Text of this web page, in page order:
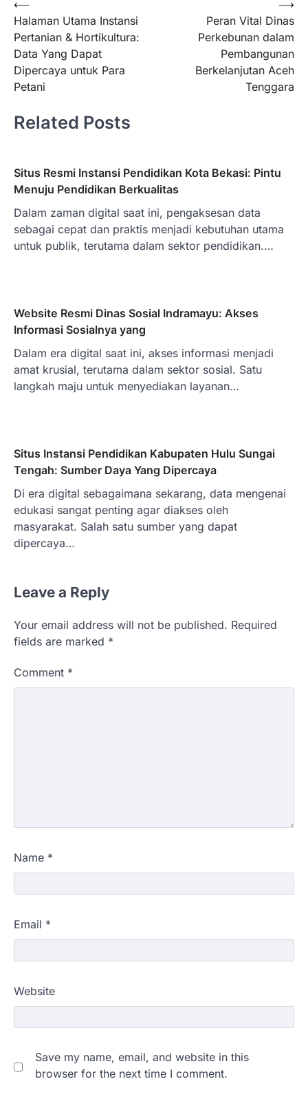
Post
navigation
⟵
Halaman Utama Instansi
Pertanian & Hortikultura:
Data Yang Dapat
Dipercaya untuk Para
Petani
Peran Vital Dinas
Perkebunan dalam
Pembangunan
Berkelanjutan Aceh
Tenggara
⟶
Related Posts
Situs Resmi Instansi Pendidikan Kota Bekasi: Pintu
Menuju Pendidikan Berkualitas
Dalam zaman digital saat ini, pengaksesan data
sebagai cepat dan praktis menjadi kebutuhan utama
untuk publik, terutama dalam sektor pendidikan.…
Website Resmi Dinas Sosial Indramayu: Akses
Informasi Sosialnya yang
Dalam era digital saat ini, akses informasi menjadi
amat krusial, terutama dalam sektor sosial. Satu
langkah maju untuk menyediakan layanan…
Situs Instansi Pendidikan Kabupaten Hulu Sungai
Tengah: Sumber Daya Yang Dipercaya
Di era digital sebagaimana sekarang, data mengenai
edukasi sangat penting agar diakses oleh
masyarakat. Salah satu sumber yang dapat
dipercaya…
Leave a Reply
Your email address will not be published. Required
fields are marked *
Comment *
Name *
Email *
Website
Save my name, email, and website in this
browser for the next time I comment.